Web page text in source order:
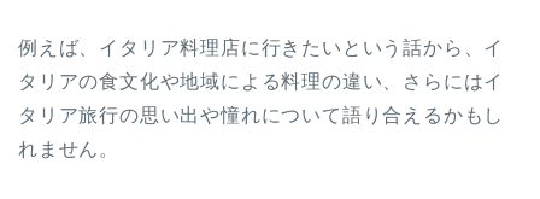
例えば、イタリア料理店に行きたいという話から、イ
タリアの食文化や地域による料理の違い、さらにはイ
タリア旅行の思い出や憧れについて語り合えるかもし
れません。